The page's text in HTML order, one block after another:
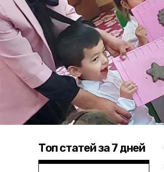
Топ статей за 7 дней